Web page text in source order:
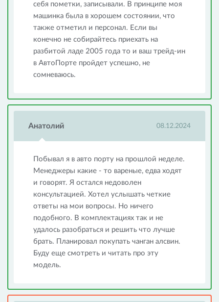
себя пометки, записывали. В принципе моя
машинка была в хорошем состоянии, что
также отметил и персонал. Если вы
конечно не собирайтесь приехать на
разбитой ладе 2005 года то и ваш трейд-ин
в АвтоПорте пройдет успешно, не
сомневаюсь.
Анатолий 08.12.2024
Побывал я в авто порту на прошлой неделе.
Менеджеры какие - то вареные, едва ходят
и говорят. Я остался недоволен
консультацией. Хотел услышать четкие
ответы на мои вопросы. Но ничего
подобного. В комплектациях так и не
удалось разобраться и решить что лучше
брать. Планировал покупать чанган алсвин.
Буду еще смотреть и читать про эту
модель.